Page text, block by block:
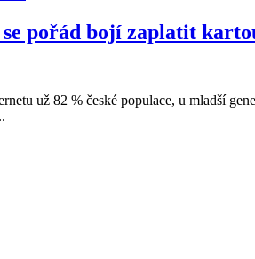
pořád bojí zaplatit
už 82 % české populace, u mladší